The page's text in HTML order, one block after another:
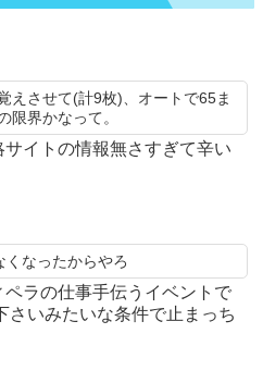
えさせて(計9枚)、オートで65ま
限界かなって。
サイトの情報無さすぎて辛い
なったからやろ
ペラの仕事手伝うイベントで
さいみたいな条件で止まっち